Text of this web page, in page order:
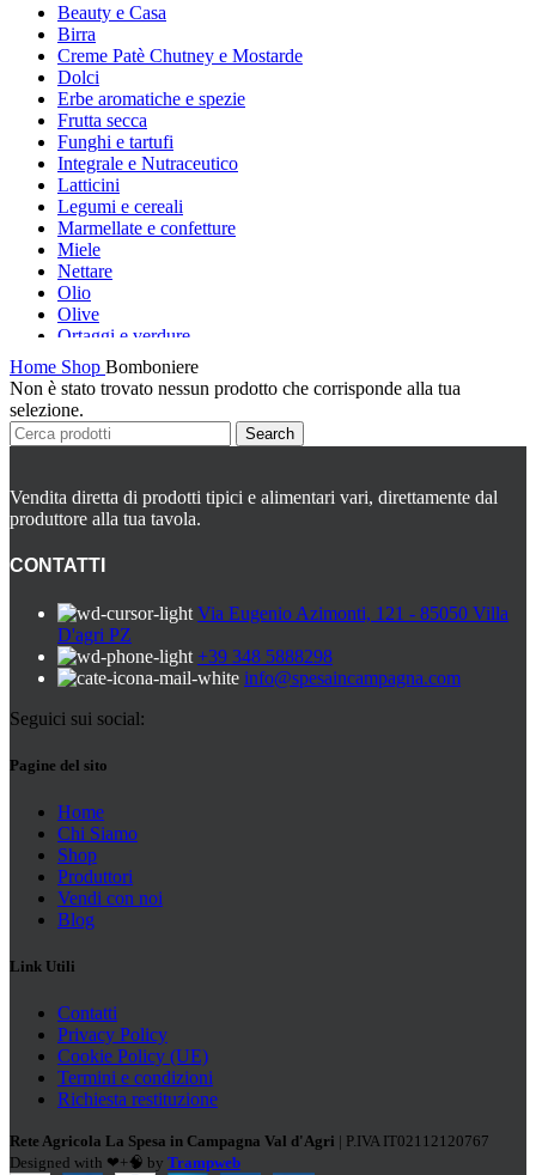
Beauty e Casa
Birra
Creme Patè Chutney e Mostarde
Dolci
Erbe aromatiche e spezie
Frutta secca
Funghi e tartufi
Integrale e Nutraceutico
Latticini
Legumi e cereali
Marmellate e confetture
Miele
Nettare
Olio
Olive
Ortaggi e verdure
Pasta, farine e pangrattato
Peperoncino
Peperoni Cruschi
Prodotti da forno
Rafano
Sott’oli e conserve
Sughi pronti e passate
Tisane
Vino e liquori
Zuppe secche e pronte
Home Shop Bomboniere
Non è stato trovato nessun prodotto che corrisponde alla tua
selezione.
Search
Vendita diretta di prodotti tipici e alimentari vari, direttamente dal
produttore alla tua tavola.
CONTATTI
Via Eugenio Azimonti, 121 - 85050 Villa
D'agri PZ
+39 348 5888298
info@spesaincampagna.com
Seguici sui social:
Pagine del sito
Home
Chi Siamo
Shop
Produttori
Vendi con noi
Blog
Link Utili
Contatti
Privacy Policy
Cookie Policy (UE)
Termini e condizioni
Richiesta restituzione
Rete Agricola La Spesa in Campagna Val d'Agri | P.IVA IT02112120767
Designed with ❤+🧠 by Trampweb